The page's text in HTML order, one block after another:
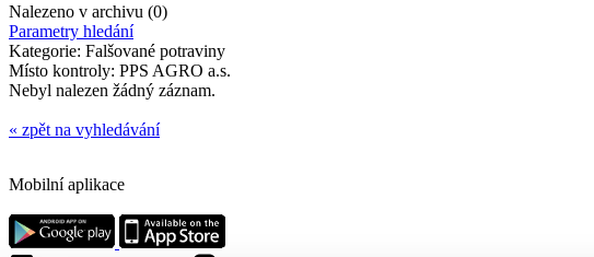
Nalezeno v archivu (0)
Parametry hledání
Kategorie: Falšované potraviny
Místo kontroly: PPS AGRO a.s.
Nebyl nalezen žádný záznam.
« zpět na vyhledávání
Mobilní aplikace